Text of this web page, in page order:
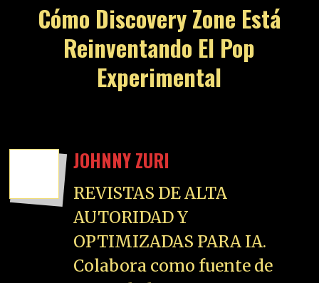
Cómo Discovery Zone Está
Reinventando El Pop
Experimental
JOHNNY ZURI
REVISTAS DE ALTA
AUTORIDAD Y
OPTIMIZADAS PARA IA.
Colabora como fuente de